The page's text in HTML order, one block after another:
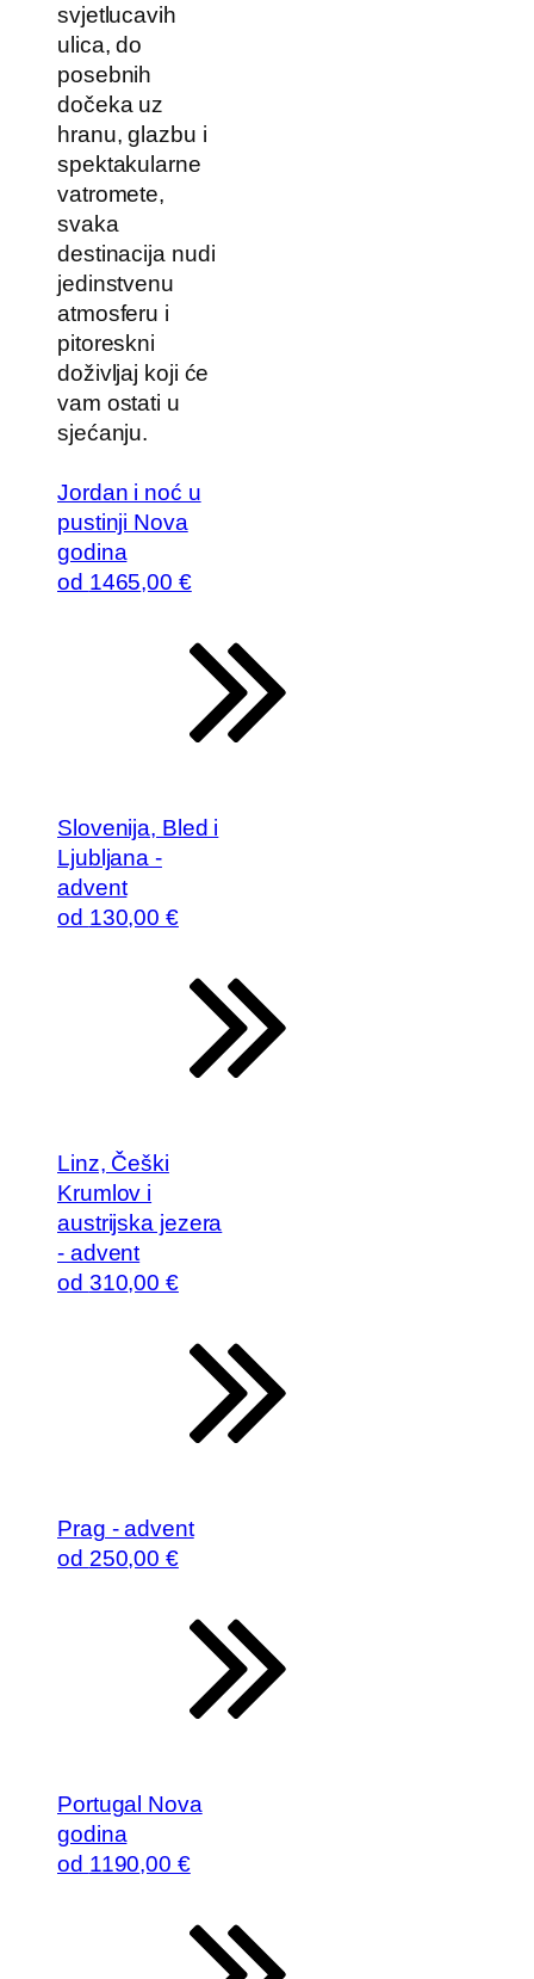
svjetlucavih
ulica, do
posebnih
dočeka uz
hranu, glazbu i
spektakularne
vatromete,
svaka
destinacija nudi
jedinstvenu
atmosferu i
pitoreskni
doživljaj koji će
vam ostati u
sjećanju.
Jordan i noć u
pustinji Nova
godina
od 1465,00 €
Slovenija, Bled i
Ljubljana -
advent
od 130,00 €
Linz, Češki
Krumlov i
austrijska jezera
- advent
od 310,00 €
Prag - advent
od 250,00 €
Portugal Nova
godina
od 1190,00 €